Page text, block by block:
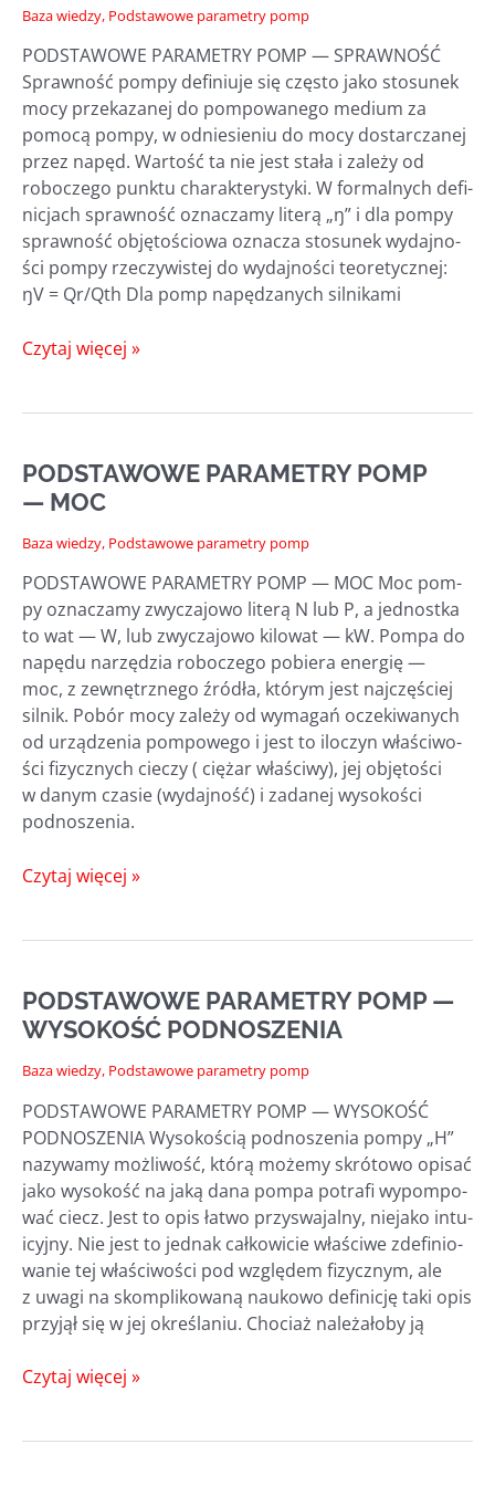
Baza wiedzy, Podstawowe parametry pomp
PODSTAWOWE PARAMETRY POMP — SPRAWNOŚĆ
Spraw­ność pom­py defi­niu­je się czę­sto jako sto­su­nek
mocy prze­ka­za­nej do pom­po­wa­ne­go medium za
pomo­cą pom­py, w odnie­sie­niu do mocy dostar­cza­nej
przez napęd. War­tość ta nie jest sta­ła i zale­ży od
robo­cze­go punk­tu cha­rak­te­ry­sty­ki. W for­mal­nych defi­
ni­cjach spraw­ność ozna­cza­my lite­rą „ŋ” i dla pom­py
spraw­ność obję­to­ścio­wa ozna­cza sto­su­nek wydaj­no­
ści pom­py rze­czy­wi­stej do wydaj­no­ści teo­re­tycz­nej:
ŋV = Qr/​Qth Dla pomp napę­dza­nych silnikami
PODSTAWOWE
Czytaj więcej »
PODSTAWOWE PARAMETRY POMP
— MOC
Baza wiedzy, Podstawowe parametry pomp
PODSTAWOWE PARAMETRY POMP — MOC Moc pom­
py ozna­cza­my zwy­cza­jo­wo lite­rą N lub P, a jed­nost­ka
to wat — W, lub zwy­cza­jo­wo kilo­wat — kW. Pom­pa do
napę­du narzę­dzia robo­cze­go pobie­ra ener­gię —
moc, z zewnętrz­ne­go źró­dła, któ­rym jest naj­czę­ściej
sil­nik. Pobór mocy zale­ży od wyma­gań ocze­ki­wa­nych
od urzą­dze­nia pom­po­we­go i jest to ilo­czyn wła­ści­wo­
ści fizycz­nych cie­czy ( cię­żar wła­ści­wy), jej obję­to­ści
w danym cza­sie (wydaj­ność) i zada­nej wyso­ko­ści
podnoszenia.
PODSTAWOWE
Czytaj więcej »
PODSTAWOWE PARAMETRY POMP —
WYSOKOŚĆ PODNOSZENIA
Baza wiedzy, Podstawowe parametry pomp
PODSTAWOWE PARAMETRY POMP — WYSOKOŚĆ
PODNOSZENIA Wyso­ko­ścią pod­no­sze­nia pom­py „H”
nazy­wa­my moż­li­wość, któ­rą może­my skró­to­wo opi­sać
jako wyso­kość na jaką dana pom­pa potra­fi wypom­po­
wać ciecz. Jest to opis łatwo przy­swa­jal­ny, nie­ja­ko intu­
icyj­ny. Nie jest to jed­nak cał­ko­wi­cie wła­ści­we zde­fi­nio­
wa­nie tej wła­ści­wo­ści pod wzglę­dem fizycz­nym, ale
z uwa­gi na skom­pli­ko­wa­ną nauko­wo defi­ni­cję taki opis
przy­jął się w jej okre­śla­niu. Cho­ciaż nale­ża­ło­by ją
PODSTAWOWE
Czytaj więcej »